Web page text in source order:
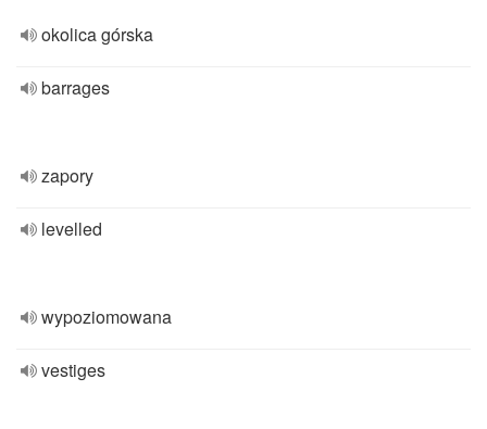
okolica górska
barrages
zapory
levelled
wypoziomowana
vestiges